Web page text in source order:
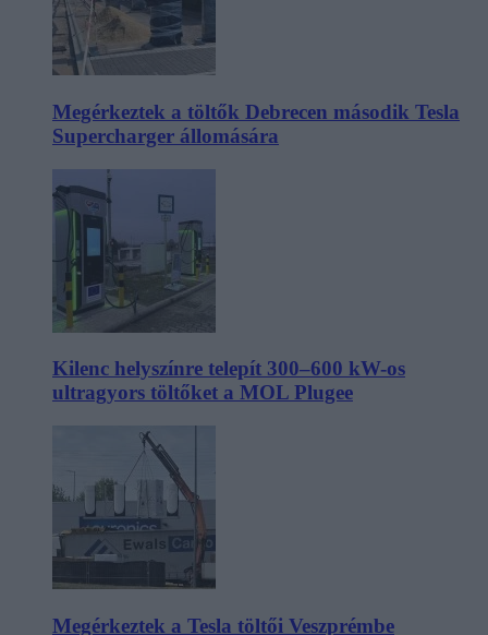
Megérkeztek a töltők Debrecen második Tesla
Supercharger állomására
Kilenc helyszínre telepít 300–600 kW-os
ultragyors töltőket a MOL Plugee
Megérkeztek a Tesla töltői Veszprémbe